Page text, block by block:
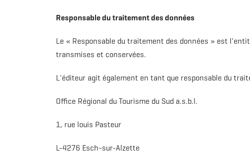
Responsable du traitement des données
Le « Responsable du traitement des données » est
transmises et conservées.
L'éditeur agit également en tant que responsable du
Office Régional du Tourisme du Sud a.s.b.l.
1, rue louis Pasteur
L-4276 Esch-sur-Alzette